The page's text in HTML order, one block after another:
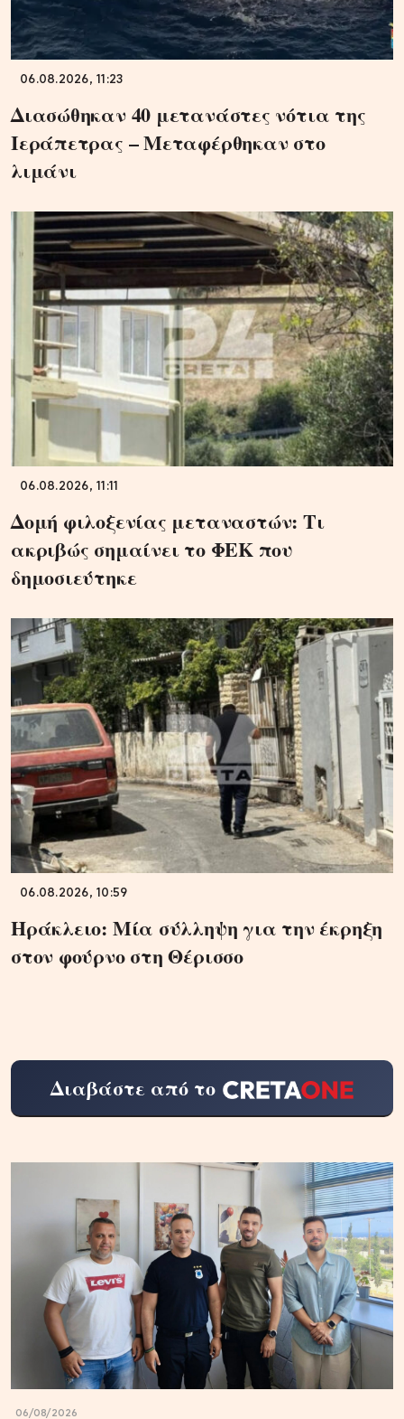
06.08.2026, 11:23
Διασώθηκαν 40 μετανάστες νότια της
Ιεράπετρας – Μεταφέρθηκαν στο
λιμάνι
06.08.2026, 11:11
Δομή φιλοξενίας μεταναστών: Τι
ακριβώς σημαίνει το ΦΕΚ που
δημοσιεύτηκε
06.08.2026, 10:59
Ηράκλειο: Μία σύλληψη για την έκρηξη
στον φούρνο στη Θέρισσο
Διαβάστε από το
06/08/2026